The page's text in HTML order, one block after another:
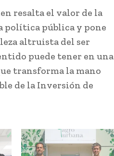
resalta el valor de la
política pública y pone
altruista del ser
puede tener en una
transforma la mano
de la Inversión de